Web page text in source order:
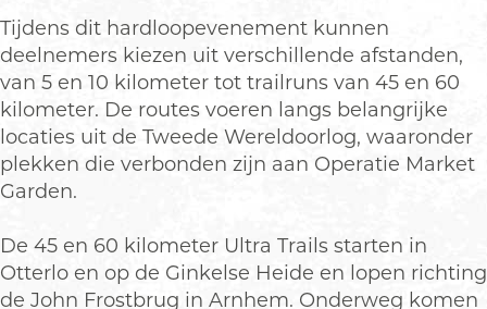
r
e
e
d
o
m
n
e
F
r
e
e
d
R
u
n
e
F
r
e
e
d
R
u
n
Tijdens dit hardloopevenement kunnen
deelnemers kiezen uit verschillende afstanden,
van 5 en 10 kilometer tot trailruns van 45 en 60
kilometer. De routes voeren langs belangrijke
locaties uit de Tweede Wereldoorlog, waaronder
plekken die verbonden zijn aan Operatie Market
Garden.
De 45 en 60 kilometer Ultra Trails starten in
Otterlo en op de Ginkelse Heide en lopen richting
de John Frostbrug in Arnhem. Onderweg komen